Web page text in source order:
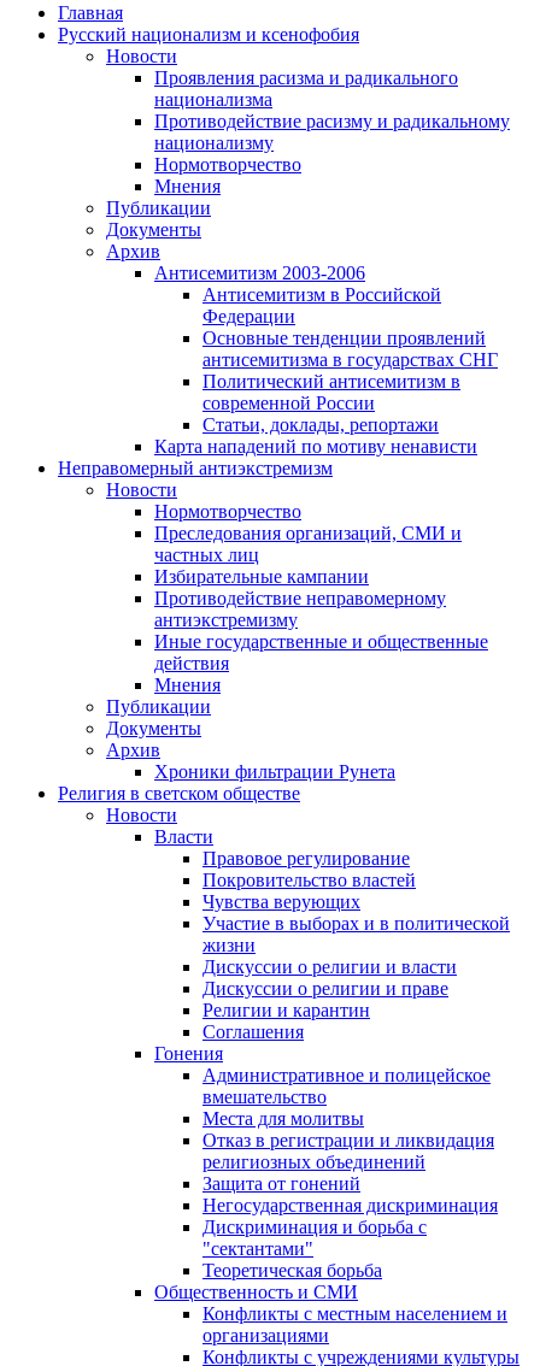
Главная
Русский национализм и ксенофобия
Новости
Проявления расизма и радикального
национализма
Противодействие расизму и радикальному
национализму
Нормотворчество
Мнения
Публикации
Документы
Архив
Антисемитизм 2003-2006
Антисемитизм в Российской
Федерации
Основные тенденции проявлений
антисемитизма в государствах СНГ
Политический антисемитизм в
современной России
Статьи, доклады, репортажи
Карта нападений по мотиву ненависти
Неправомерный антиэкстремизм
Новости
Нормотворчество
Преследования организаций, СМИ и
частных лиц
Избирательные кампании
Противодействие неправомерному
антиэкстремизму
Иные государственные и общественные
действия
Мнения
Публикации
Документы
Архив
Хроники фильтрации Рунета
Религия в светском обществе
Новости
Власти
Правовое регулирование
Покровительство властей
Чувства верующих
Участие в выборах и в политической
жизни
Дискуссии о религии и власти
Дискуссии о религии и праве
Религии и карантин
Соглашения
Гонения
Административное и полицейское
вмешательство
Места для молитвы
Отказ в регистрации и ликвидация
религиозных объединений
Защита от гонений
Негосударственная дискриминация
Дискриминация и борьба с
"сектантами"
Теоретическая борьба
Общественность и СМИ
Конфликты с местным населением и
организациями
Конфликты с учреждениями культуры